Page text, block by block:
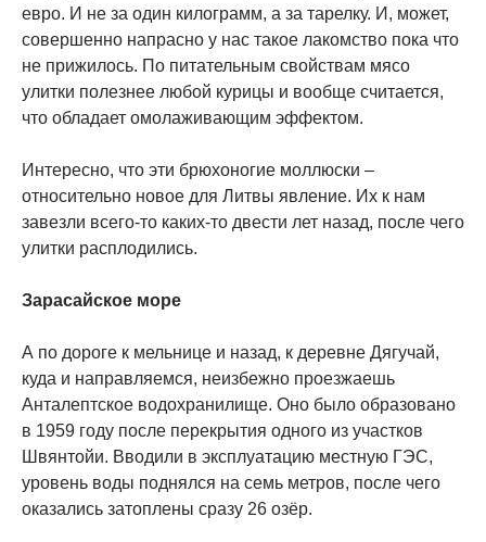
евро. И не за один килограмм, а за тарелку. И, может,
совершенно напрасно у нас такое лакомство пока что
не прижилось. По питательным свойствам мясо
улитки полезнее любой курицы и вообще считается,
что обладает омолаживающим эффектом.
Интересно, что эти брюхоногие моллюски –
относительно новое для Литвы явление. Их к нам
завезли всего-то каких-то двести лет назад, после чего
улитки расплодились.
Зарасайское море
А по дороге к мельнице и назад, к деревне Дягучай,
куда и направляемся, неизбежно проезжаешь
Анталептское водохранилище. Оно было образовано
в 1959 году после перекрытия одного из участков
Швянтойи. Вводили в эксплуатацию местную ГЭС,
уровень воды поднялся на семь метров, после чего
оказались затоплены сразу 26 озёр.